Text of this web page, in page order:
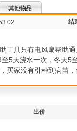
其他物品
结
工具只有电风扇帮助
5天浇水一次，冬天
买家没有引种到病苗
出价